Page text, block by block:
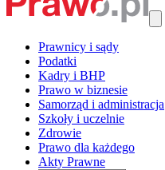
Prawnicy i sądy
Podatki
Kadry i BHP
Prawo w biznesie
Samorząd i administracja
Szkoły i uczelnie
Zdrowie
Prawo dla każdego
Akty Prawne